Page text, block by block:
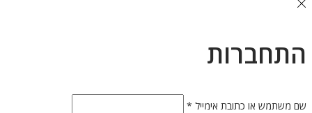
התחברות
שם משתמש או כתובת אימייל *חובה